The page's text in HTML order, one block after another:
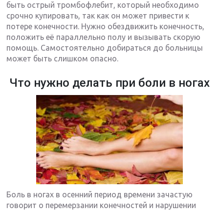
быть острый тромбофлебит, который необходимо
срочно купировать, так как он может привести к
потере конечности. Нужно обездвижить конечность,
положить её параллельно полу и вызывать скорую
помощь. Самостоятельно добираться до больницы
может быть слишком опасно.
Что нужно делать при боли в ногах
Боль в ногах в осенний период времени зачастую
говорит о перемерзании конечностей и нарушении